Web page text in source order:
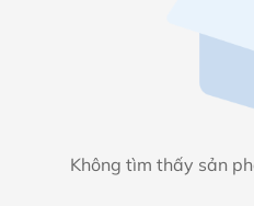
Không tìm thấy sản